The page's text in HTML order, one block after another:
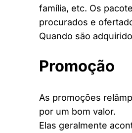
família, etc. Os
procurados e
Quando são
Promoção
As promoções
por um bom valor.
Elas geralmente